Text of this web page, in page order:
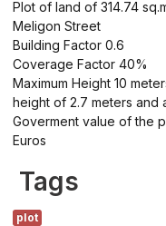
Plot of land of 314.74
Meligon Street
Building Factor 0.6
Coverage Factor 40%
Maximum Height 10
height of 2.7 meters and
Goverment value of the
Euros
Tags
plot